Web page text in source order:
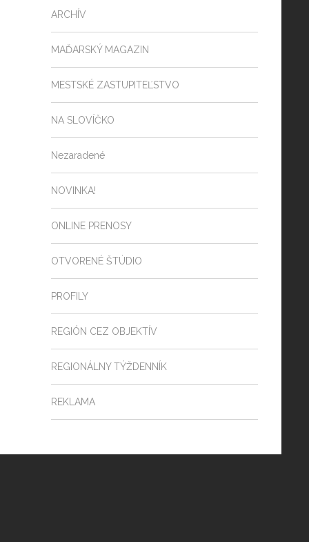
ARCHÍV
MAĎARSKÝ MAGAZIN
MESTSKÉ ZASTUPITEĽSTVO
NA SLOVÍČKO
Nezaradené
NOVINKA!
ONLINE PRENOSY
OTVORENÉ ŠTÚDIO
PROFILY
REGIÓN CEZ OBJEKTÍV
REGIONÁLNY TÝŽDENNÍK
REKLAMA